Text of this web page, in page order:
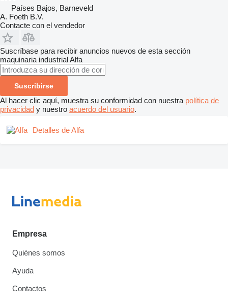
Países Bajos, Barneveld
A. Foeth B.V.
Contacte con el vendedor
Suscríbase para recibir anuncios nuevos de esta sección
maquinaria industrialAlfa
Suscribirse
Al hacer clic aquí, muestra su conformidad con nuestra política de
privacidad y nuestro acuerdo del usuario.
Detalles de Alfa
Empresa
Quiénes somos
Ayuda
Contactos